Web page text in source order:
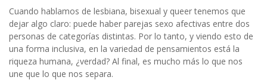
Cuando hablamos de lesbiana, bisexual y queer tenemos que
dejar algo claro: puede haber parejas sexo afectivas entre dos
personas de categorías distintas. Por lo tanto, y viendo esto de
una forma inclusiva, en la variedad de pensamientos está la
riqueza humana, ¿verdad? Al final, es mucho más lo que nos
une que lo que nos separa.